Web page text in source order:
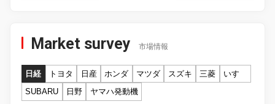
Market survey 市場情報
日経 トヨタ 日産 ホンダ マツダ スズキ 三菱
いすゞ
SUBARU
日野 ヤマハ発動機